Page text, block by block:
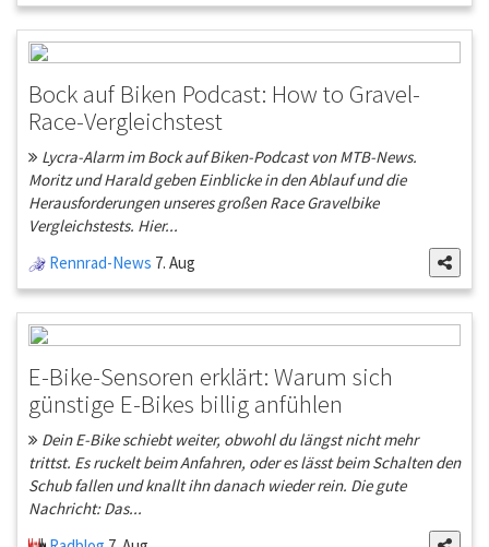
Bock auf Biken Podcast: How to Gravel-
Race-Vergleichstest
Lycra-Alarm im Bock auf Biken-Podcast von MTB-News.
Moritz und Harald geben Einblicke in den Ablauf und die
Herausforderungen unseres großen Race Gravelbike
Vergleichstests. Hier...
Rennrad-News 7. Aug
E-Bike-Sensoren erklärt: Warum sich
günstige E-Bikes billig anfühlen
Dein E-Bike schiebt weiter, obwohl du längst nicht mehr
trittst. Es ruckelt beim Anfahren, oder es lässt beim Schalten den
Schub fallen und knallt ihn danach wieder rein. Die gute
Nachricht: Das...